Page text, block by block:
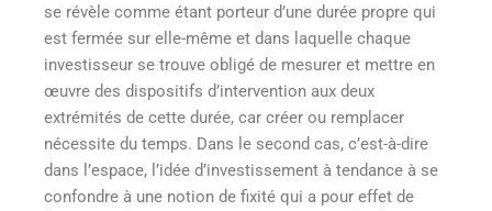
se révèle comme étant porteur d’une durée propre qui
est fermée sur elle-même et dans laquelle chaque
investisseur se trouve obligé de mesurer et mettre en
œuvre des dispositifs d’intervention aux deux
extrémités de cette durée, car créer ou remplacer
nécessite du temps. Dans le second cas, c’est-à-dire
dans l’espace, l’idée d’investissement à tendance à se
confondre à une notion de fixité qui a pour effet de